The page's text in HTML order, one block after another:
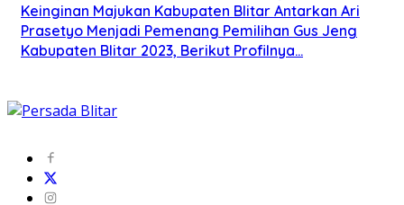
Keinginan Majukan Kabupaten Blitar Antarkan Ari
Prasetyo Menjadi Pemenang Pemilihan Gus Jeng
Kabupaten Blitar 2023, Berikut Profilnya…